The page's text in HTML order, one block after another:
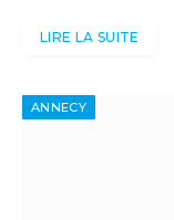
LIRE LA SUITE
ANNECY